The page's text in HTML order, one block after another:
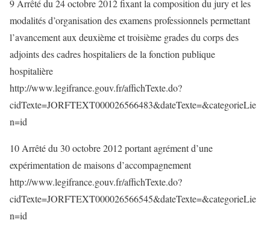
9 Arrêté du 24 octobre 2012 fixant la composition du jury et les
modalités d’organisation des examens professionnels permettant
l’avancement aux deuxième et troisième grades du corps des
adjoints des cadres hospitaliers de la fonction publique
hospitalière
http://www.legifrance.gouv.fr/affichTexte.do?
cidTexte=JORFTEXT000026566483&dateTexte=&categorieLie
n=id
10 Arrêté du 30 octobre 2012 portant agrément d’une
expérimentation de maisons d’accompagnement
http://www.legifrance.gouv.fr/affichTexte.do?
cidTexte=JORFTEXT000026566545&dateTexte=&categorieLie
n=id